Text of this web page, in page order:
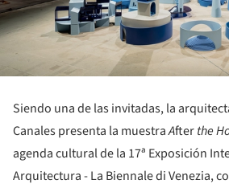
Siendo una de las invitadas, la
Canales presenta la muestraAfterthe
agenda cultural de la 17ª Exposición
Arquitectura - La Biennale di Venezia,